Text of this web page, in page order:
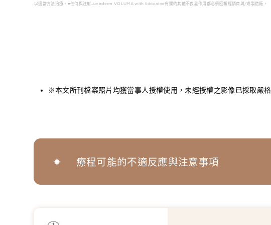
以適當方法治療。●任何與注射Juvederm VOLUMA with lidocaine有關的其他不良副作用都必須回報經銷商與/或製造廠。
※本文所刊檔案照片均獲當事人授權使用，未經授權之影像已採取嚴
療程可能的不適反應與注意事項